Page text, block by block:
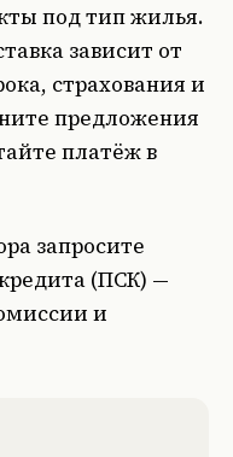
под тип жилья.
зависит от
страхования и
предложения
платёж в
запросите
(ПСК) —
и